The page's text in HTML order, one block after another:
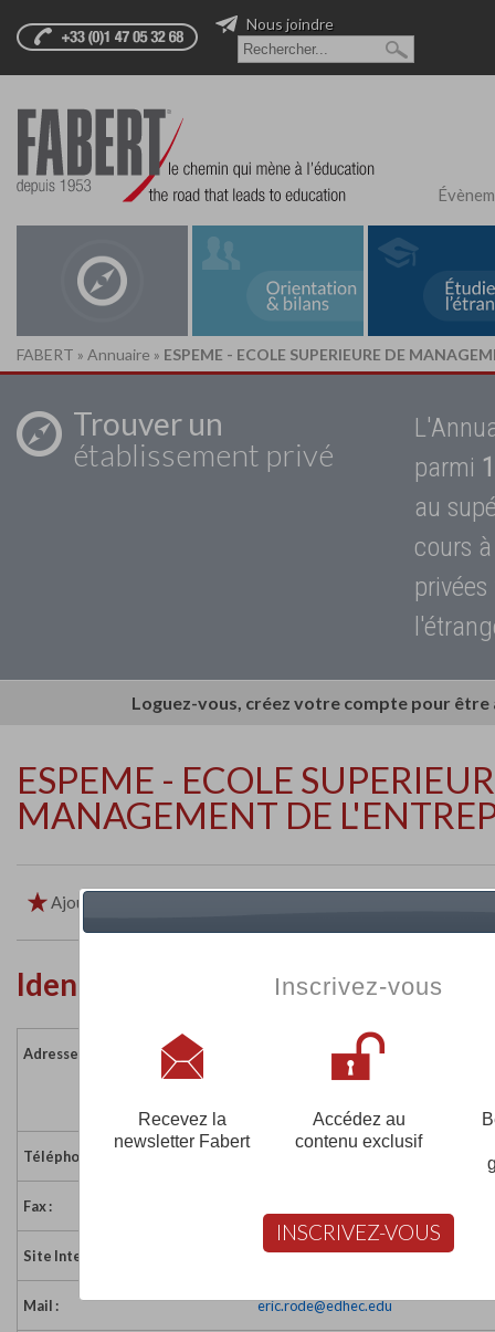
Nous joindre
FABERT » Annuaire » ESPEME - ECOLE SUPERIEURE DE
Trouver un
établissement privé
parmi
au
cours
Loguez-vous, créez votre compte pour
ESPEME - ECOLE
MANAGEMENT DE
Ajouter aux favoris
Identité de l'établissement
Adresse :
393 Promenade des Anglais - BP 3116
06200 NICE CEDEX 3
Téléphone :
Fax :
Site Internet : http://www.espeme.com
Mail : eric.rode@edhec.edu
Inscrivez-vous
Recevez la
newsletter Fabert
Accédez au
contenu exclusif
INSCRIVEZ-VOUS